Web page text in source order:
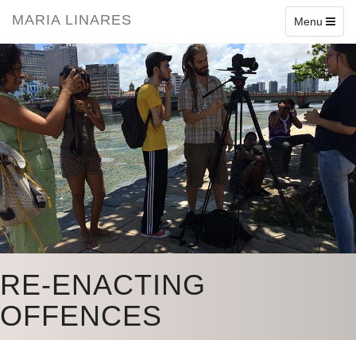
Toggle
navigation
Menu
MARIA LINARES
RE-ENACTING
OFFENCES